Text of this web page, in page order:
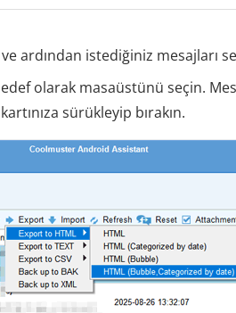
ardından istediğiniz mesajları
olarak masaüstünü seçin.
sürükleyip bırakın.